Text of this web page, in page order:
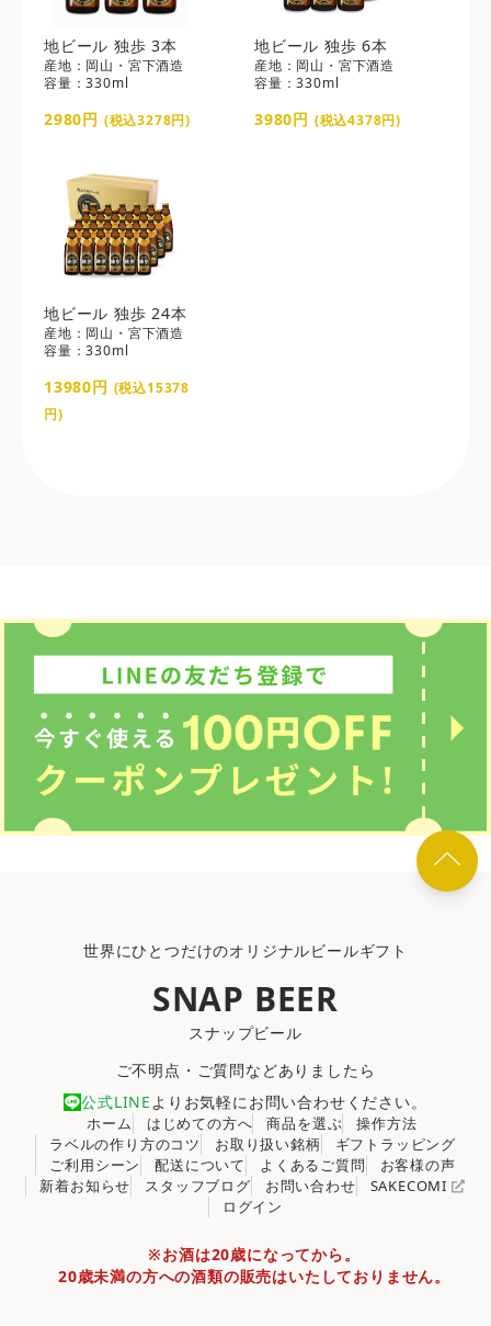
地ビール 独歩 3本
産地：岡山・宮下酒造
容量：330ml
2980円 (税込3278円)
地ビール 独歩 6本
産地：岡山・宮下酒造
容量：330ml
3980円 (税込4378円)
地ビール 独歩 24本
産地：岡山・宮下酒造
容量：330ml
13980円 (税込15378
円)
世界にひとつだけのオリジナルビールギフト
SNAP BEER
スナップビール
ご不明点・ご質問などありましたら
公式LINEよりお気軽にお問い合わせください。
ホーム はじめての方へ 商品を選ぶ
操作方法
ラベルの作り方のコツ
お取り扱い銘柄
ギフトラッピング
ご利用シーン
配送について よくあるご質問
お客様の声
新着お知らせ
スタッフブログ お問い合わせ
SAKECOMI
ログイン
※お酒は20歳になってから。
20歳未満の方への酒類の販売はいたしておりません。